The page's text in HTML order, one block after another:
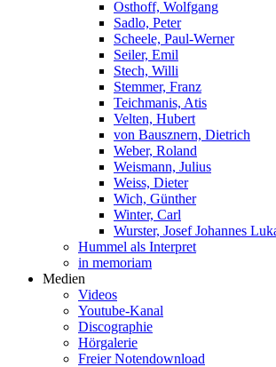
Osthoff, Wolfgang
Sadlo, Peter
Scheele, Paul-Werner
Seiler, Emil
Stech, Willi
Stemmer, Franz
Teichmanis, Atis
Velten, Hubert
von Bausznern, Dietrich
Weber, Roland
Weismann, Julius
Weiss, Dieter
Wich, Günther
Winter, Carl
Wurster, Josef Johannes
Hummel als Interpret
in memoriam
Medien
Videos
Youtube-Kanal
Discographie
Hörgalerie
Freier Notendownload